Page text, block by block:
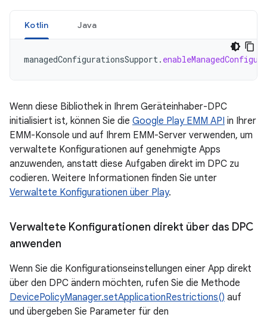
Kotlin Java
managedConfigurationsSupport.
Wenn diese Bibliothek in Ihrem Geräteinhaber-DPC
initialisiert ist, können Sie die Google Play EMM API in Ihrer
EMM-Konsole und auf Ihrem EMM-Server verwenden, um
verwaltete Konfigurationen auf genehmigte Apps
anzuwenden, anstatt diese Aufgaben direkt im DPC zu
codieren. Weitere Informationen finden Sie unter
Verwaltete Konfigurationen über Play.
Verwaltete Konfigurationen direkt über das DPC
anwenden
Wenn Sie die Konfigurationseinstellungen einer App direkt
über den DPC ändern möchten, rufen Sie die Methode
DevicePolicyManager.setApplicationRestrictions() auf
und übergeben Sie Parameter für den